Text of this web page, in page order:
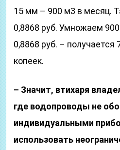
15 мм – 900 м3 в месяц.
0,8868 руб. Умножаем
0,8868 руб. – получается
копеек.
– Значит, втихаря
где водопроводы не
индивидуальными
использовать